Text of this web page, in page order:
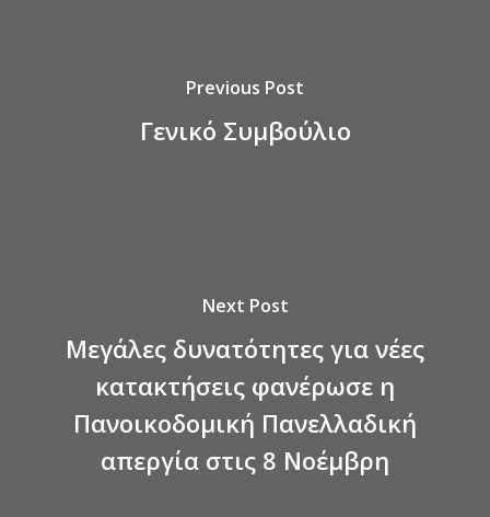
Previous Post
Γενικό Συμβούλιο
Next Post
Μεγάλες δυνατότητες για νέες
κατακτήσεις φανέρωσε η
Πανοικοδομική Πανελλαδική
απεργία στις 8 Νοέμβρη